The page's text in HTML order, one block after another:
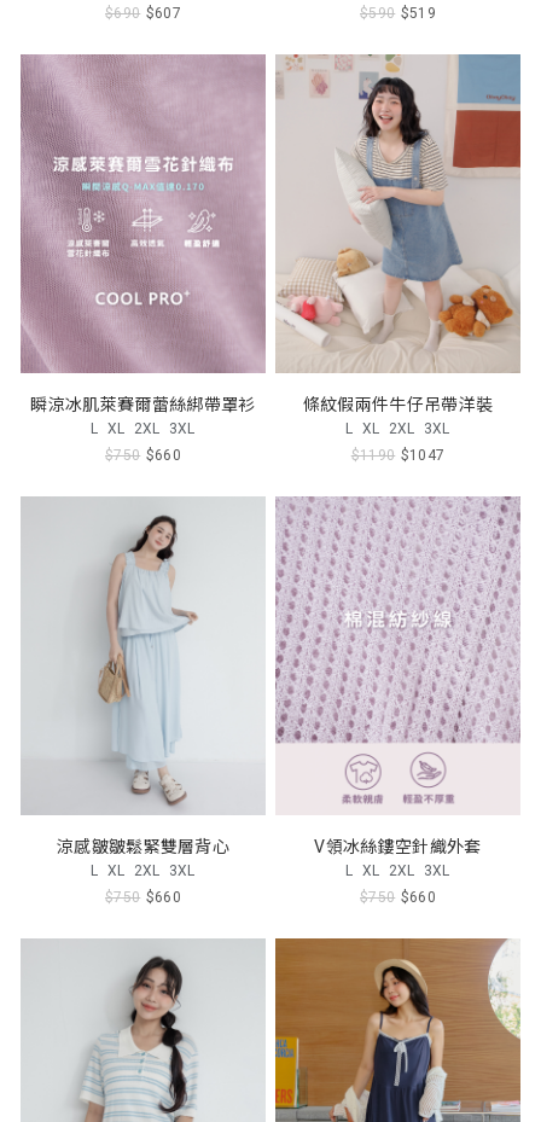
$690 $607
$590 $519
瞬涼冰肌萊賽爾蕾絲綁帶罩衫
L XL 2XL 3XL
$750 $660
條紋假兩件牛仔吊帶洋裝
L XL 2XL 3XL
$1190 $1047
涼感皺皺鬆緊雙層背心
L XL 2XL 3XL
$750 $660
V領冰絲鏤空針織外套
L XL 2XL 3XL
$750 $660